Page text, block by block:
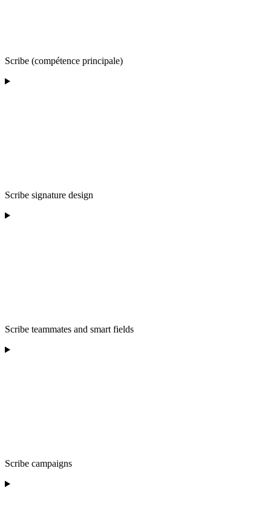
Scribe (compétence principale)
Scribe signature design
Scribe teammates and smart fields
Scribe campaigns